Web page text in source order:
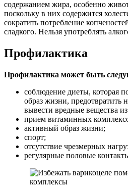
содержанием жира, особенно
поскольку в них содержится
сократить потребление
сладкого. Нельзя употреблять
Профилактика
Профилактика может быть
соблюдение диеты, которая
образ жизни, предотвратить
вывести вредные вещества
прием витаминных
активный образ жизни;
спорт;
отсутствие чрезмерных
регулярные половые